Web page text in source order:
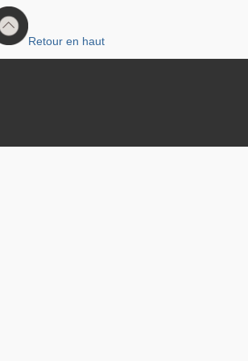
Retour en haut